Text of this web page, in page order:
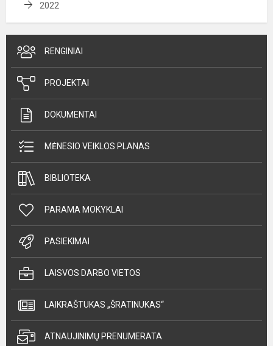
2022
RENGINIAI
PROJEKTAI
DOKUMENTAI
MĖNESIO VEIKLOS PLANAS
BIBLIOTEKA
PARAMA MOKYKLAI
PASIEKIMAI
LAISVOS DARBO VIETOS
LAIKRAŠTUKAS „ŠRATINUKAS“
ATNAUJINIMŲ PRENUMERATA